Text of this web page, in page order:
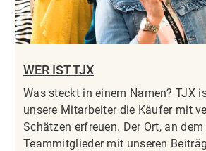
WER IST TJX
Was steckt in einem Namen? TJX
unsere Mitarbeiter die Käufer mit
Schätzen erfreuen. Der Ort, an dem
Teammitglieder mit unseren